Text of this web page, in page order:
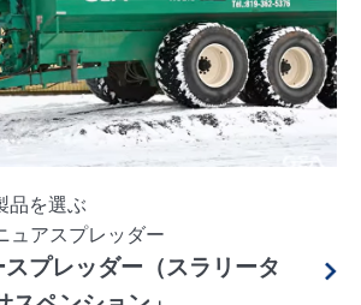
品を選ぶ
ュアスプレッダー
プレッダー（スラリータ